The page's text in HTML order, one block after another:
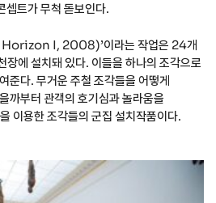
셉트가 무척 돋보인다.
Horizon I, 2008)’이라는 작업은 24개
장에 설치돼 있다. 이들을 하나의 조각으로
준다. 무거운 주철 조각들을 어떻게
까부터 관객의 호기심과 놀라움을
이용한 조각들의 군집 설치작품이다.